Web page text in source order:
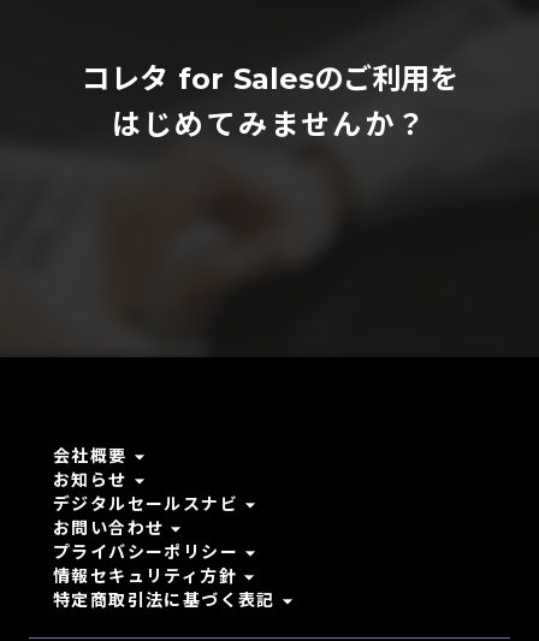
コレタ for Salesのご利用を
はじめてみませんか？
会社概要 arrow_drop_down
お知らせ arrow_drop_down
デジタルセールスナビ arrow_drop_down
お問い合わせ arrow_drop_down
プライバシーポリシー arrow_drop_down
情報セキュリティ方針 arrow_drop_down
特定商取引法に基づく表記 arrow_drop_down